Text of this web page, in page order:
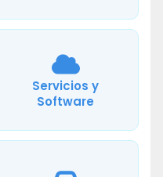
Servicios y
Software